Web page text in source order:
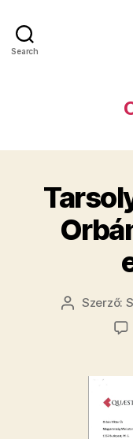
Search
Bejegyzés
Szerző: